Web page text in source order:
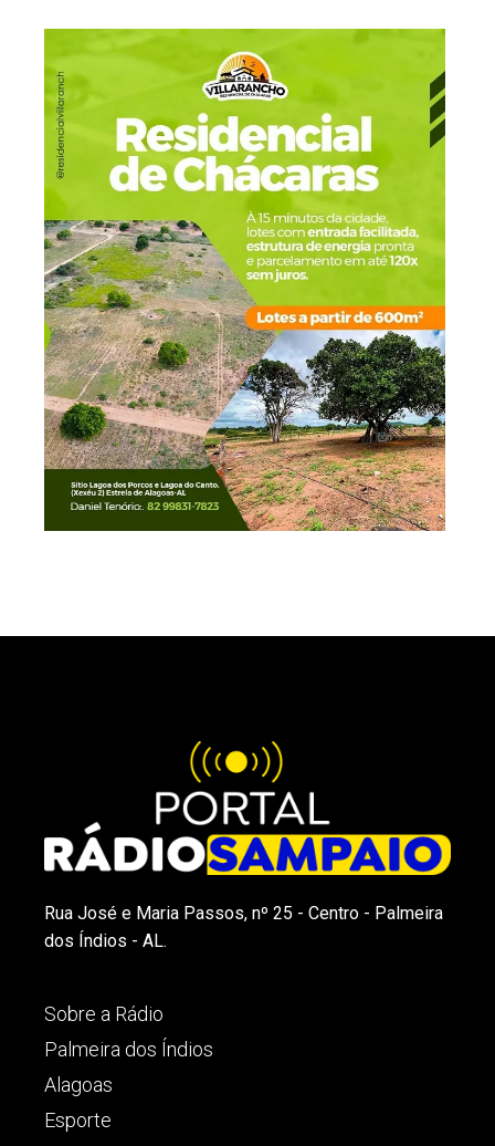
Rua José e Maria Passos, nº 25 - Centro - Palmeira
dos Índios - AL.
Sobre a Rádio
Palmeira dos Índios
Alagoas
Esporte